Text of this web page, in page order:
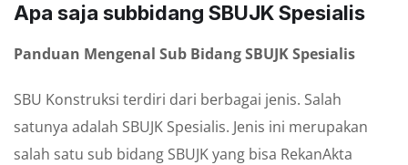
Apa saja subbidang SBUJK Spesialis
Panduan Mengenal Sub Bidang SBUJK Spesialis
SBU Konstruksi terdiri dari berbagai jenis. Salah
satunya adalah SBUJK Spesialis. Jenis ini merupakan
salah satu sub bidang SBUJK yang bisa RekanAkta